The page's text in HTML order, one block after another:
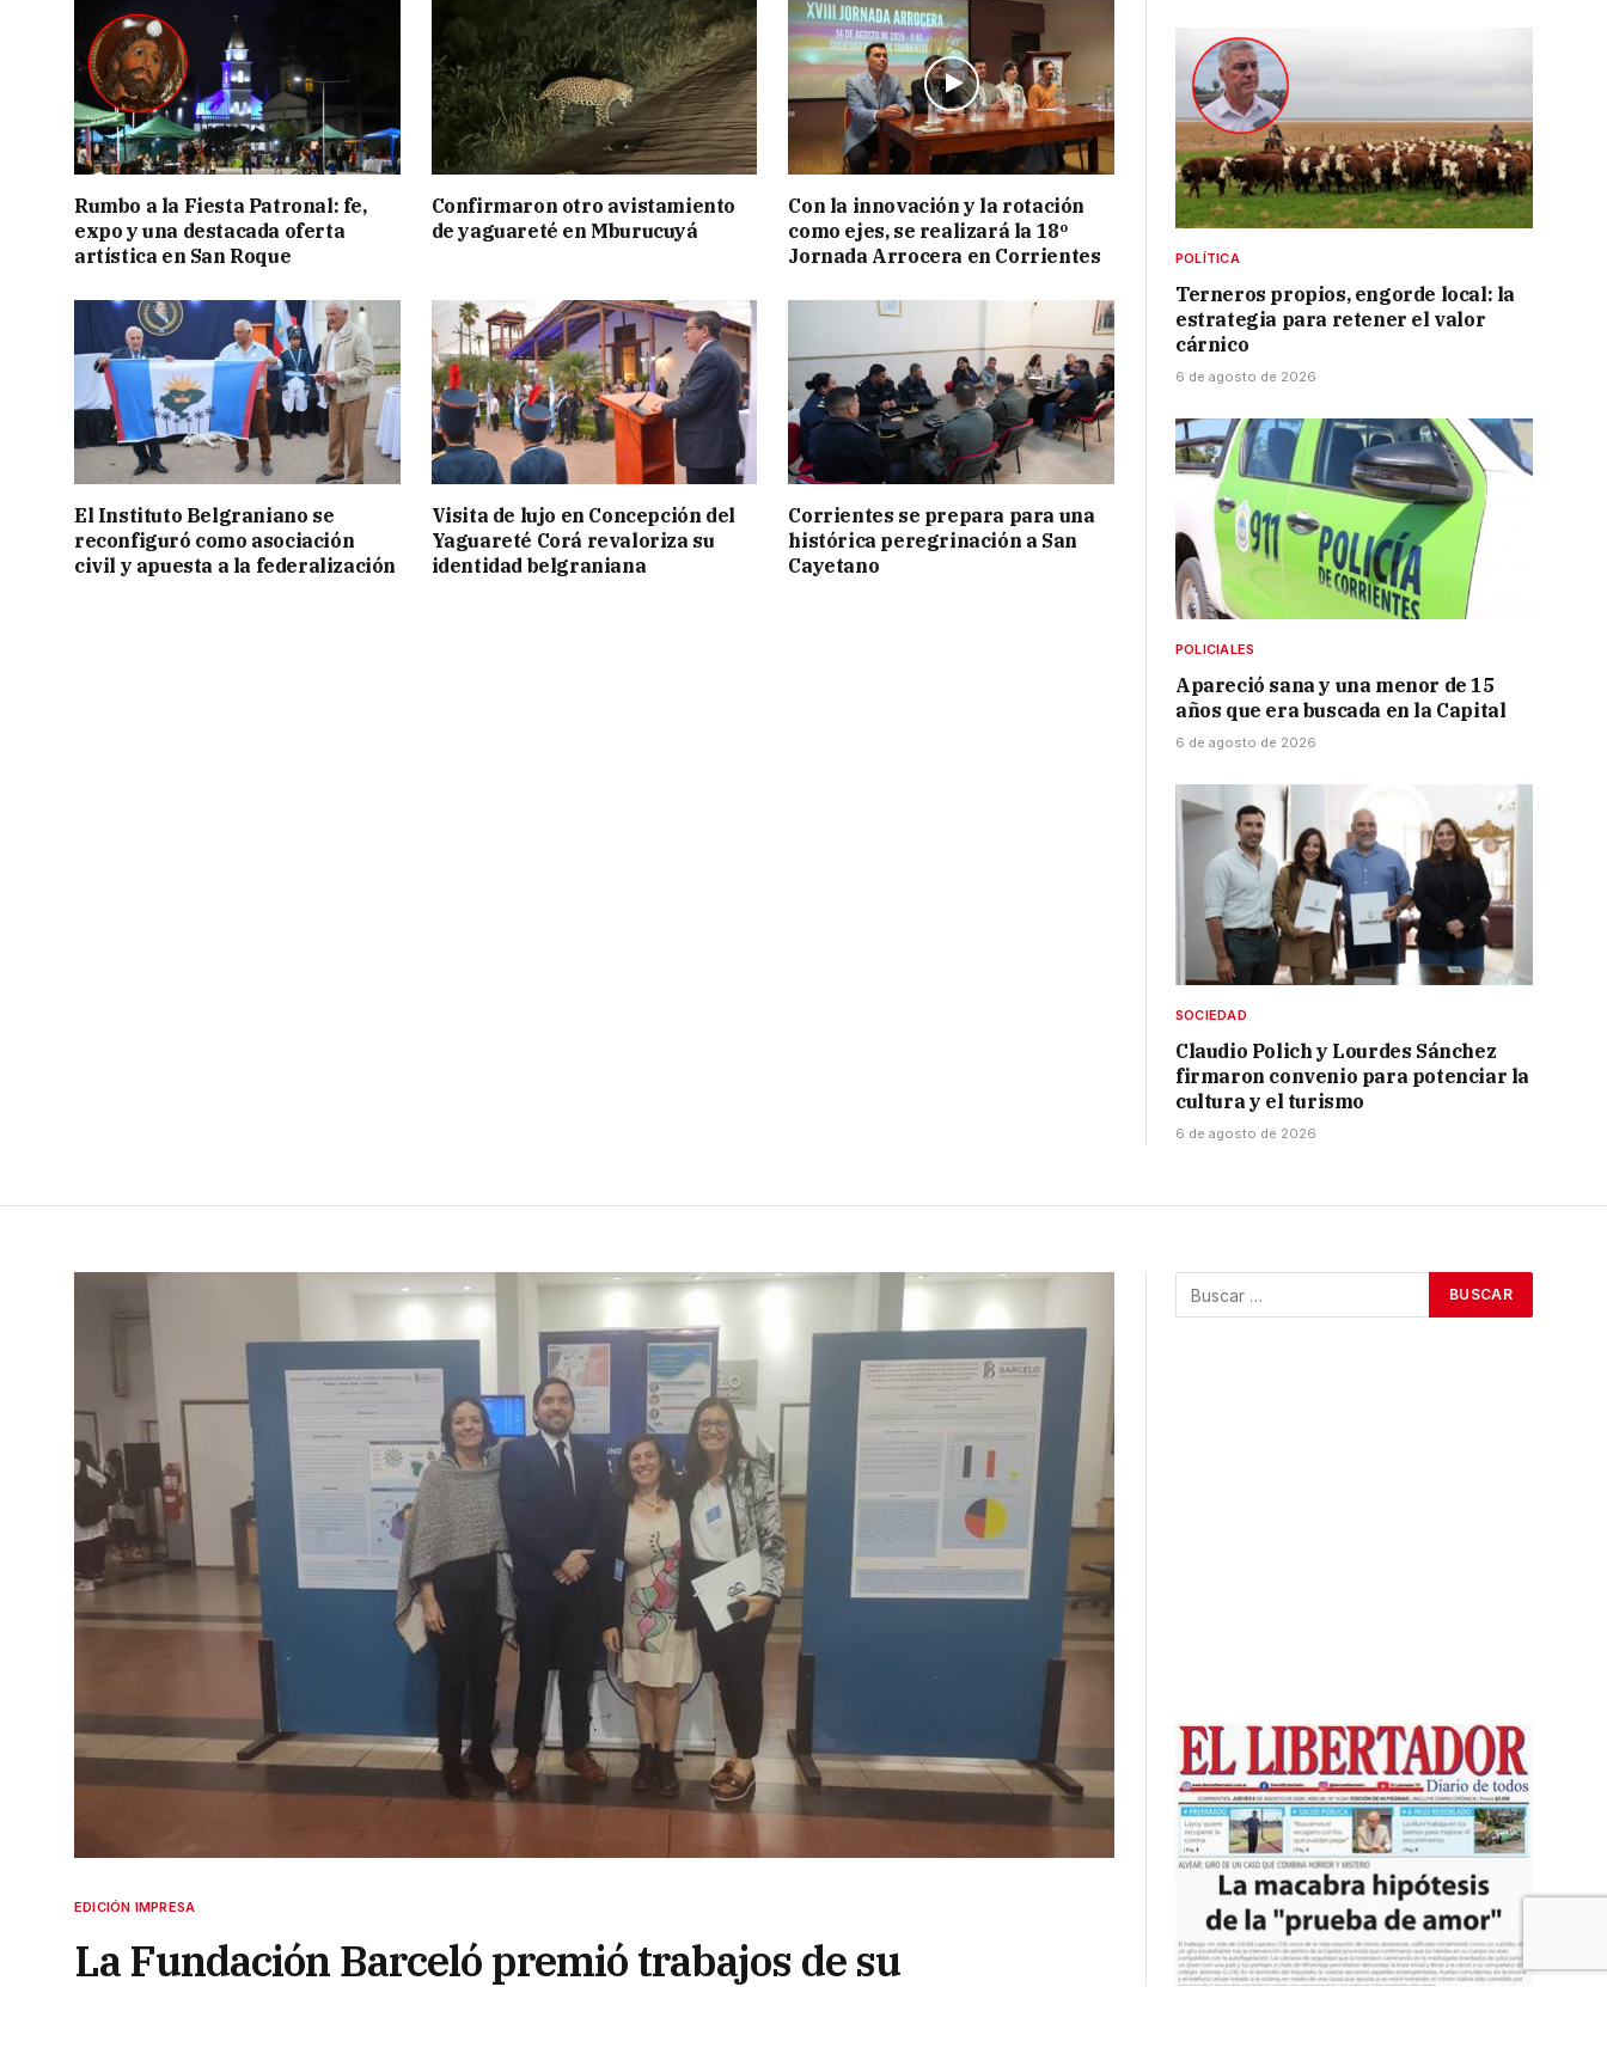
Rumbo a la Fiesta Patronal: fe,
expo y una destacada oferta
artística en San Roque
Confirmaron otro avistamiento
de yaguareté en Mburucuyá
Con la innovación y la rotación
como ejes, se realizará la 18º
Jornada Arrocera en Corrientes
El Instituto Belgraniano se
reconfiguró como asociación
civil y apuesta a la federalización
Visita de lujo en Concepción del
Yaguareté Corá revaloriza su
identidad belgraniana
Corrientes se prepara para una
histórica peregrinación a San
Cayetano
POLÍTICA
Terneros propios, engorde local: la
estrategia para retener el valor
cárnico
6 de agosto de 2026
POLICIALES
Apareció sana y una menor de 15
años que era buscada en la Capital
6 de agosto de 2026
SOCIEDAD
Claudio Polich y Lourdes Sánchez
firmaron convenio para potenciar la
cultura y el turismo
6 de agosto de 2026
EDICIÓN IMPRESA
La Fundación Barceló premió trabajos de su